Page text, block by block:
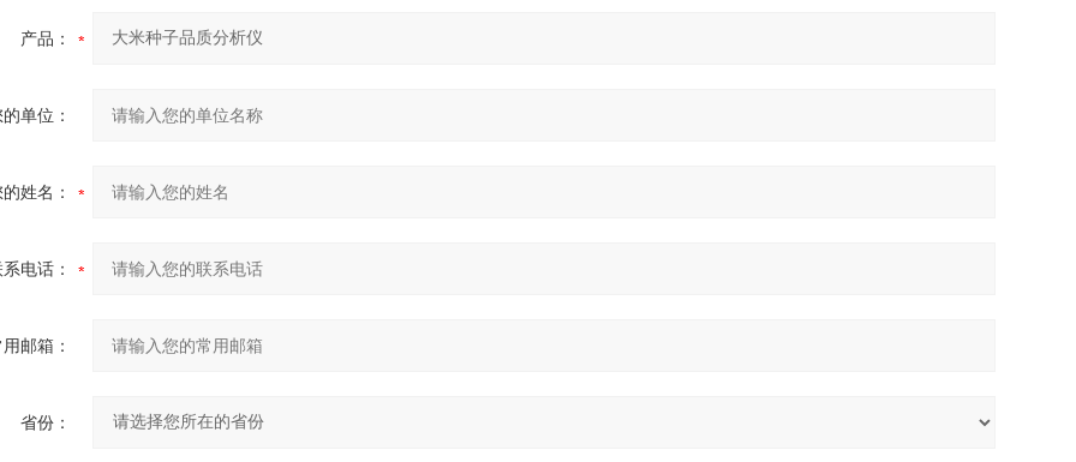
产品：
单位：
姓名：
电话：
邮箱：
省份：